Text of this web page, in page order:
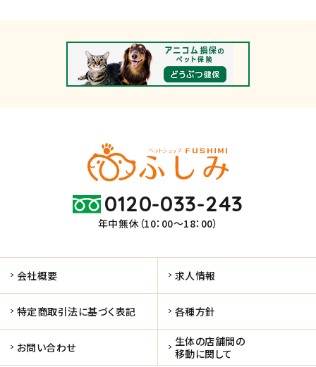
0120-033-243
年中無休（10：00～18：00）
会社概要 求人情報
特定商取引法に基づく表記 各種方針
お問い合わせ
生体の店舗間の
移動に関して